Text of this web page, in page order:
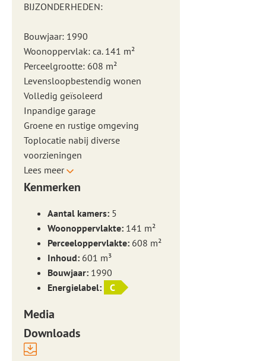
BIJZONDERHEDEN:
Bouwjaar: 1990
Woonoppervlak: ca. 141 m²
Perceelgrootte: 608 m²
Levensloopbestendig wonen
Volledig geïsoleerd
Inpandige garage
Groene en rustige omgeving
Toplocatie nabij diverse
voorzieningen
Lees meer
Kenmerken
Aantal kamers: 5
Woonoppervlakte: 141 m²
Perceeloppervlakte: 608 m²
Inhoud: 601 m³
Bouwjaar: 1990
Energielabel:
C
Media
Downloads